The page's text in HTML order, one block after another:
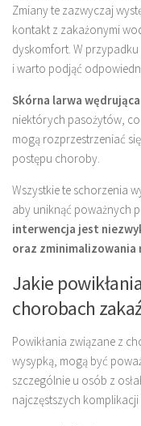
Zmiany te zazwyczaj
kontakt z zakażonymi
dyskomfort. W
i warto podjąć
Skórna larwa wędrująca
niektórych pasożytów,
mogą rozprzestrzeniać
postępu choroby.
Wszystkie te schorzenia
aby uniknąć poważnych
interwencja jest
oraz zminimalizowania
Jakie
chorobach
Powikłania związane z
wysypką, mogą być
szczególnie u osób z
najczęstszych komplikacji